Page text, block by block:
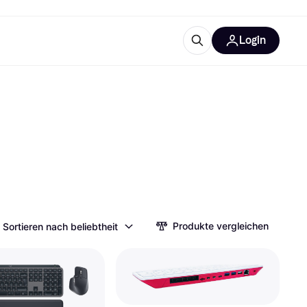
Login
Sortieren nach beliebtheit Produkte vergleichen